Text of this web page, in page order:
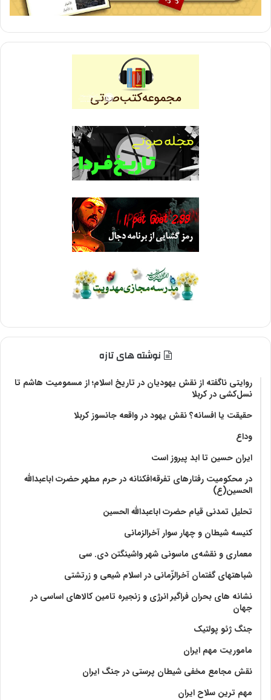
نوشته های تازه
روایتی ناگفته از نقش یهودیان در تاریخ اسلام؛ از مسمومیت هاشم تا
نسل‌کشی در کربلا
حقیقت یا افسانه؟‌ نقش یهود در واقعه جانسوز کربلا
وداع
ایران حسین تا ابد پیروز است
در محکومیت رفتارهای تفرقه‌افکنانه در حرم مطهر حضرت اباعبدالله
الحسین(ع)
تحلیل تمدنی قیام حضرت اباعبدالله الحسین
کنیسه شیطان و چهار سوار آخرالزمانی
معماری و نقشه‌ی ماسونی شهر واشينگتن دی. سی
شباهتهای گفتمان آخر‌الزّمانی در اسلام شیعی و زرتشتی
نشانه های بحران فراگیر انرژی و زنجیره تامین کالاهای اساسی در
جهان
جنگ ژئو پولتیک
ماموریت مهم ایران
نقش مجامع مخفی شیطان پرستی در جنگ ایران
مهم ترین سلاح ایران